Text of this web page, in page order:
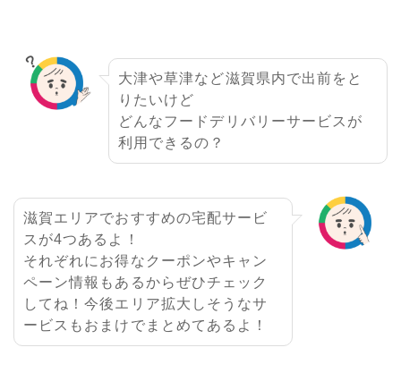
大津や草津など滋賀県内で出前をと
りたいけど
どんなフードデリバリーサービスが
利用できるの？
滋賀エリアでおすすめの宅配サービ
スが4つあるよ！
それぞれにお得なクーポンやキャン
ペーン情報もあるからぜひチェック
してね！今後エリア拡大しそうなサ
ービスもおまけでまとめてあるよ！